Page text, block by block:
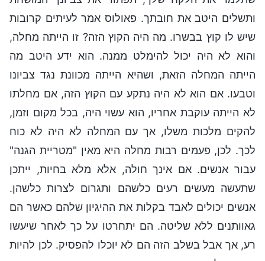
ותשלים היטב את חובתך. פאולוס אמר לעיתים קרובות
שיש לו קוץ בבשרו. מה היה הקוץ הזה? זו הייתה מחלה,
והוא לא היה יכול להימלט ממנה. הוא ידע היטב מה
הייתה המחלה הזאת, ושהיא הייתה מכוונת נגד צביונו
וטבעו. אם הוא לא היה נתקע עם הקוץ הזה, אם מחלתו
לא הייתה עוקבת אחריו, הוא עשוי היה, בכל מקום וזמן,
להקים מלכות משלו, אך עם המחלה לא היה לא כוח
לכך. לכן, פעמים רבות מחלה היא מאין "מטריית הגנה"
עבור אנשים. אם אינך חולה, אלא מלא בחיות, ייתכן
שתעשה מעשים רעים כלשהם ותגרום לצרות כלשהן.
אנשים יכולים לאבד בקלות את ההיגיון שלהם כאשר הם
גאוותנים ללא שליטה. הם יתחרטו על כך לאחר שיעשו
רע, אך אבל בשלב הזה הם לא יוכלו להפסיק. לכן להיות